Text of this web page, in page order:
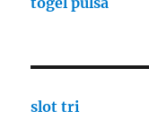
slot tri